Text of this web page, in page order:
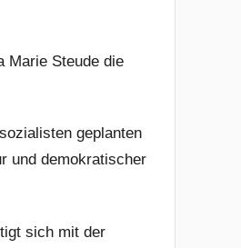
Marie Steude die
geplanten
und demokratischer
sich mit der